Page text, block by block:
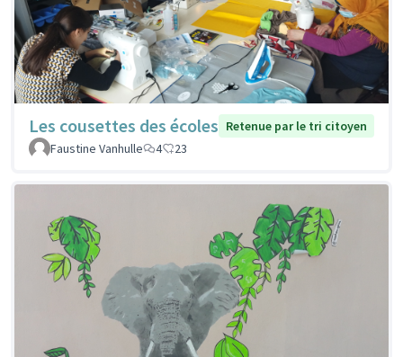
Les cousettes des écoles Retenue par le tri citoyen
Faustine Vanhulle
4 23